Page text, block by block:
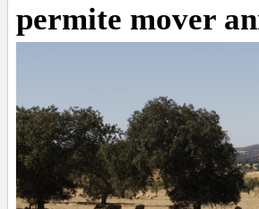
permite mover